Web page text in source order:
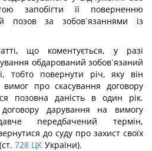
запобігти її поверненню
позов за зобов´язаннями із
що коментується, у разі
обдарований зобов´язаний
тобто повернути річ, яку він
про скасування договору
позовна даність в один рік.
дарування на вимогу
передбачений термін,
до суду про захист своїх
728 ЦК України).